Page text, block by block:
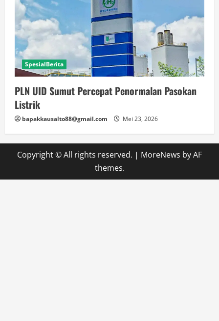
SpesialBerita
PLN UID Sumut Percepat Penormalan Pasokan
Listrik
bapakkausalto88@gmail.com Mei 23, 2026
Copyright © All rights reserved. | MoreNews by AF
themes.